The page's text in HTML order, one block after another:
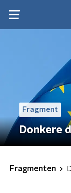
Fragment
Donkere
Fragmenten